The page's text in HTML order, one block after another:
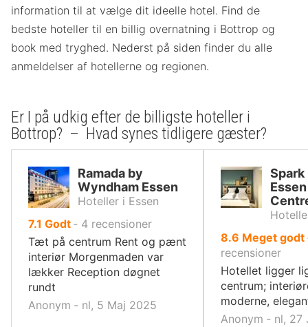
information til at vælge dit ideelle hotel. Find de
bedste hoteller til en billig overnatning i Bottrop og
book med tryghed. Nederst på siden finder du alle
anmeldelser af hotellerne og regionen.
Er I på udkig efter de billigste hoteller i
Bottrop? – Hvad synes tidligere gæster?
Ramada by
Wyndham Essen
Hoteller i Essen
7.1 ud
af
10,
Godt ‐ 4 recensioner
Tæt på centrum Rent og pænt
interiør Morgenmaden var
lækker Reception døgnet
rundt
Anonym ‐ nl, 5 Maj 2025
8.6 ud
af
10,
Meget godt
recensioner
Hotellet ligger
centrum;
moderne,
Anonym ‐ nl, 27